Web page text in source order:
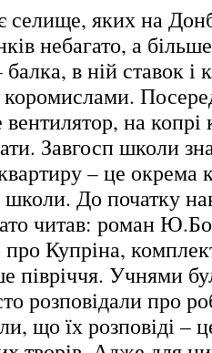
селище, яких на
небагато, а
в ній ставок і
на копрі
Завгосп школи
– це окрема
До початку
читав: роман
про Купріна,
півріччя. Учнями
розповідали про
що їх розповіді –